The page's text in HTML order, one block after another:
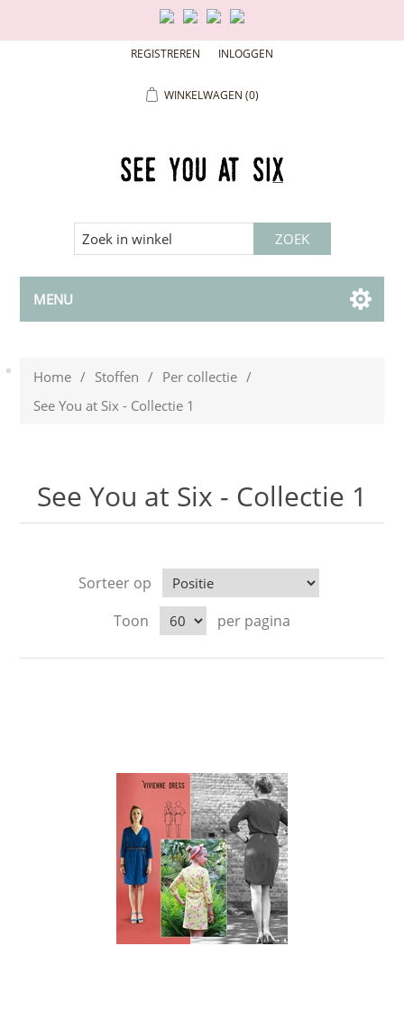
REGISTREREN INLOGGEN
WINKELWAGEN (0)
MENU
Home / Stoffen / Per collectie /
See You at Six - Collectie 1
See You at Six - Collectie 1
Sorteer op
Toon
per pagina